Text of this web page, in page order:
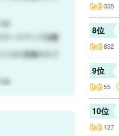
335
8位
832
9位
55
10位
127